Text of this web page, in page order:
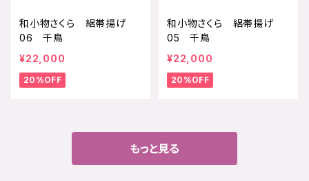
和小物さくら 絽帯揚げ
06 千鳥
¥22,000
20%OFF
和小物さくら 絽帯揚げ
05 千鳥
¥22,000
20%OFF
もっと見る